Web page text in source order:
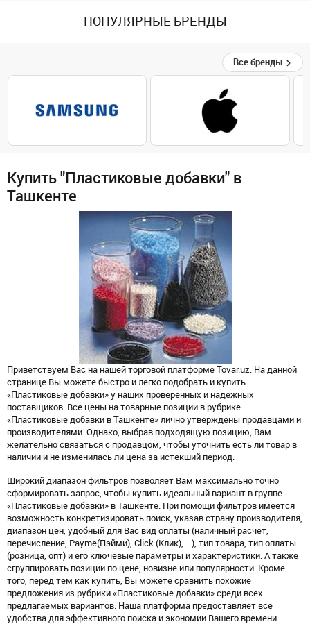
ПОПУЛЯРНЫЕ БРЕНДЫ
Все бренды
Купить "Пластиковые добавки" в
Ташкенте
Приветствуем Вас на нашей торговой платформе Tovar.uz. На данной
странице Вы можете быстро и легко подобрать и купить
«Пластиковые добавки» у наших проверенных и надежных
поставщиков. Все цены на товарные позиции в рубрике
«Пластиковые добавки в Ташкенте» лично утверждены продавцами и
производителями. Однако, выбрав подходящую позицию, Вам
желательно связаться с продавцом, чтобы уточнить есть ли товар в
наличии и не изменилась ли цена за истекший период.
Широкий диапазон фильтров позволяет Вам максимально точно
сформировать запрос, чтобы купить идеальный вариант в группе
«Пластиковые добавки» в Ташкенте. При помощи фильтров имеется
возможность конкретизировать поиск, указав страну производителя,
диапазон цен, удобный для Вас вид оплаты (наличный расчет,
перечисление, Payme(Пэйми), Click (Клик), ...), тип товара, тип оплаты
(розница, опт) и его ключевые параметры и характеристики. А также
сгруппировать позиции по цене, новизне или популярности. Кроме
того, перед тем как купить, Вы можете сравнить похожие
предложения из рубрики «Пластиковые добавки» среди всех
предлагаемых вариантов. Наша платформа предоставляет все
удобства для эффективного поиска и экономии Вашего времени.